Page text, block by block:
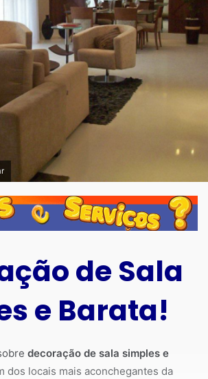
de Sala
e Barata!
decoração de sala simples e
dos locais mais aconchegantes da